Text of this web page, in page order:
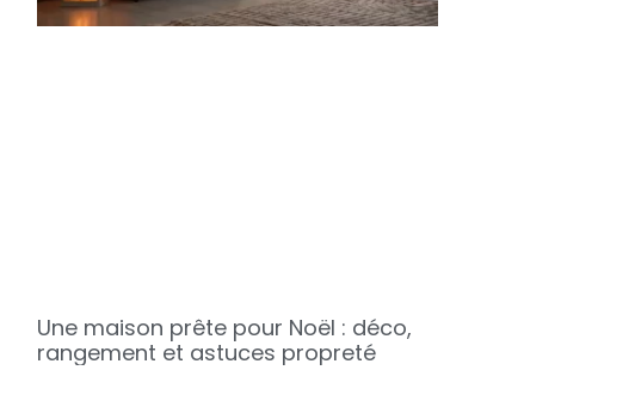
Une maison prête pour Noël : déco,
rangement et astuces propreté